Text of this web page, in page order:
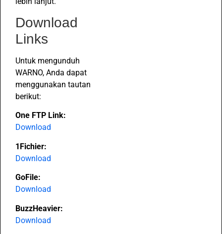
Download
Links
Untuk mengunduh
WARNO, Anda dapat
menggunakan tautan
berikut:
One FTP Link:
Download
1Fichier:
Download
GoFile:
Download
BuzzHeavier:
Download